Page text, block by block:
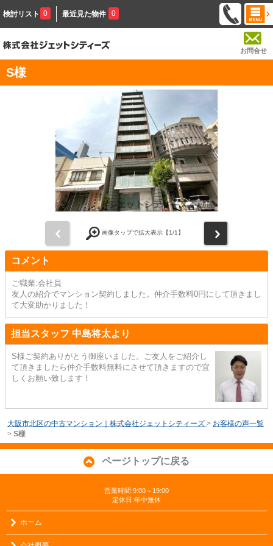
検討リスト 0 最近見た物件 0
お問合せ
S様
画像タップで拡大表示【1/1】
コメント
ご職業:会社員
友人の紹介でマンション契約しました。仲介手数料0円にして頂きまし
て大変助かりました！
担当スタッフ 中島将太より
S様ご契約ありがとう御座いました。ご友人をご紹介し
て頂きましたら仲介手数料無料にさせて頂きますので宜
しくお願い致します！
大阪市北区の中古マンション｜株式会社ジェットシティーズ > お客様の声一覧
> S様
ページトップに戻る
営業時間:9:00～19:00
定休日:年中無休
ホーム